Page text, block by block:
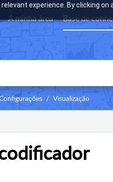
experience. By clicking
A minha área Base de
Visualização